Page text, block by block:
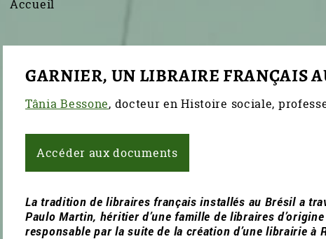
Accueil
GARNIER, UN LIBRAIRE FRANÇAIS
Tânia Bessone, docteur en Histoire sociale,
Accéder aux documents
La tradition de libraires français installés au Brésil a
Paulo Martin, héritier d’une famille de libraires
responsable par la suite de la création d’une librairie à